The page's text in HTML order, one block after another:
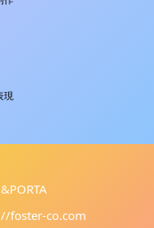
現
foster-co.com